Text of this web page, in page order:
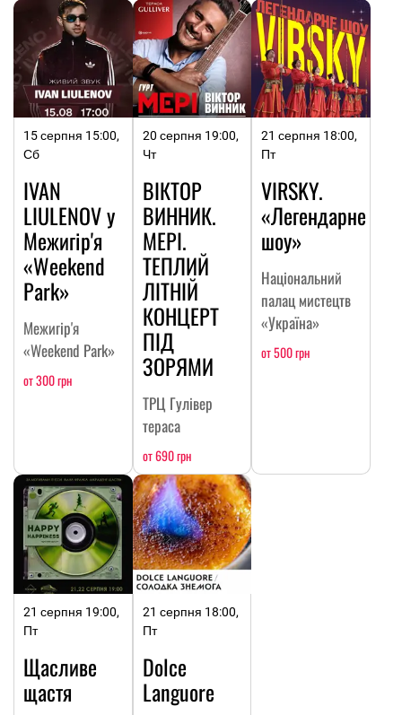
15 серпня 15:00,
Сб
IVAN
LIULENOV у
Межигір'я
«Weekend
Park»
Межигір'я
«Weekend Park»
от 300 грн
20 серпня 19:00,
Чт
ВІКТОР
ВИННИК.
МЕРІ.
ТЕПЛИЙ
ЛІТНІЙ
КОНЦЕРТ
ПІД
ЗОРЯМИ
ТРЦ Гулівер
тераса
от 690 грн
21 серпня 18:00,
Пт
VIRSKY.
«Легендарне
шоу»
Національний
палац мистецтв
«Україна»
от 500 грн
21 серпня 19:00,
Пт
Щасливе
щастя
21 серпня 18:00,
Пт
Dolce
Languore